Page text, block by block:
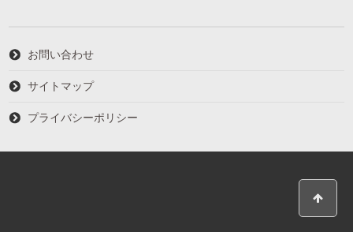
お問い合わせ
サイトマップ
プライバシーポリシー